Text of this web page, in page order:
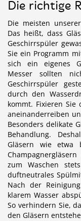
Die richtige
Die meisten
Das heißt, dass
Geschirrspüler
Sie ein Programm
sich ein eigenes
Messer sollten
Geschirrspüler
durch den
kommt. Fixieren
aneinanderreiben
Besonders delikate
Behandlung.
Gläsern wie etwa
zum Waschen
duftneutrales
Nach der
klarem Wasser
So verhindern Sie,
den Gläsern